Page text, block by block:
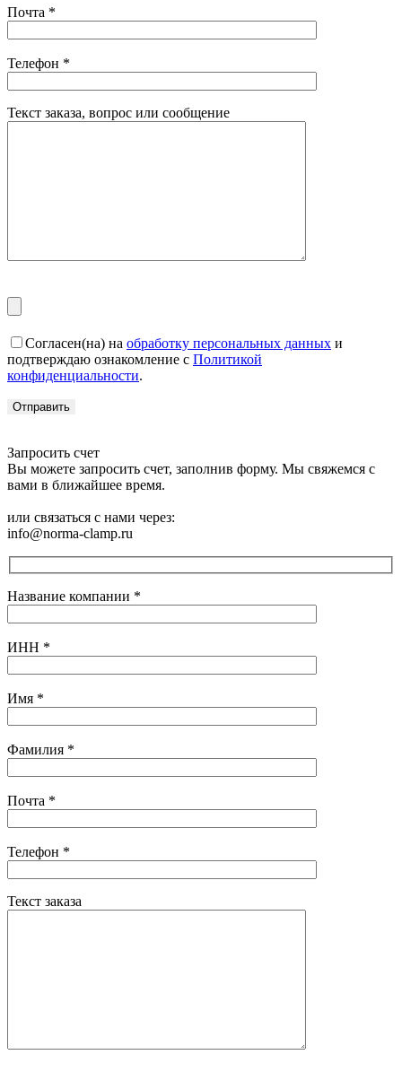
Почта *
Телефон *
Текст заказа, вопрос или сообщение
Согласен(на) на обработку персональных данных и
подтверждаю ознакомление с Политикой
конфиденциальности.
Запросить счет
Вы можете запросить счет, заполнив форму. Мы свяжемся с
вами в ближайшее время.
или связаться с нами через:
info@norma-clamp.ru
Название компании *
ИНН *
Имя *
Фамилия *
Почта *
Телефон *
Текст заказа